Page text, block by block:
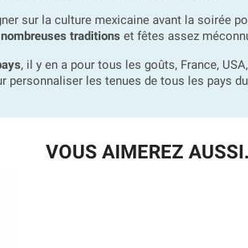
sur la culture mexicaine avant la soirée
traditions et fêtes assez
, il y en a pour tous les goûts, France,
les tenues de tous les pays
VOUS AIMEREZ